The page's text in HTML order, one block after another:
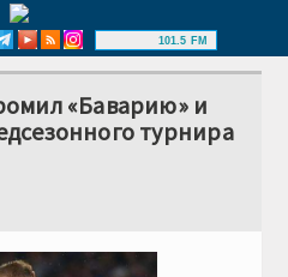
101.5 FM
«Баварию» и
турнира